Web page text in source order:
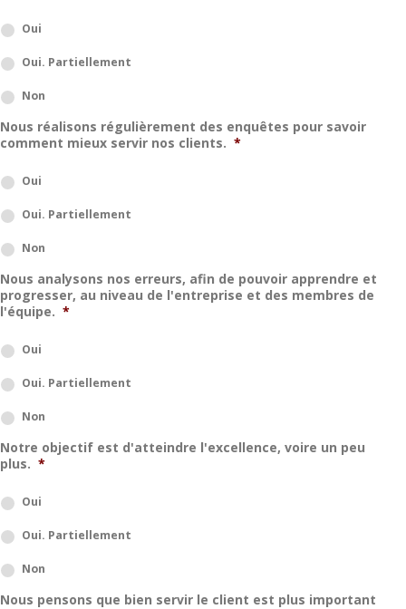
Oui
Oui. Partiellement
Non
Nous réalisons régulièrement des enquêtes pour savoir
comment mieux servir nos clients. *
Oui
Oui. Partiellement
Non
Nous analysons nos erreurs, afin de pouvoir apprendre et
progresser, au niveau de l'entreprise et des membres de
l'équipe. *
Oui
Oui. Partiellement
Non
Notre objectif est d'atteindre l'excellence, voire un peu
plus. *
Oui
Oui. Partiellement
Non
Nous pensons que bien servir le client est plus important